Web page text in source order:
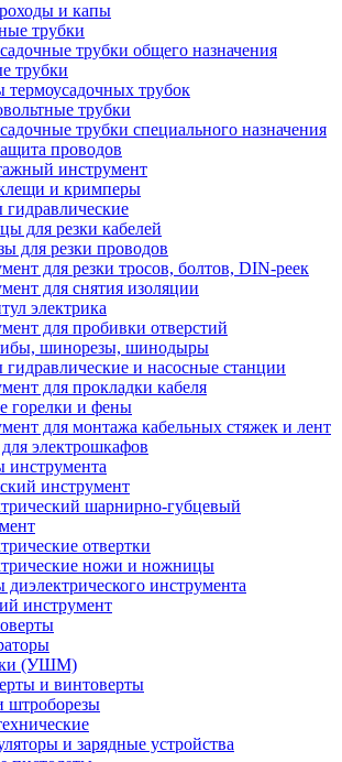
и капы
трубки
трубки общего назначения
трубки
термоусадочных трубок
трубки
трубки специального назначения
проводов
инструмент
и кримперы
для резки кабелей
для резки проводов
для резки тросов, болтов, DIN-реек
для снятия изоляции
электрика
для пробивки отверстий
шинорезы, шинодыры
и насосные станции
для прокладки кабеля
горелки и фены
для монтажа кабельных стяжек и лент
электрошкафов
инструмента
инструмент
шарнирно-губцевый
отвертки
ножи и ножницы
инструмента
инструмент
(УШМ)
и винтоверты
и зарядные устройства